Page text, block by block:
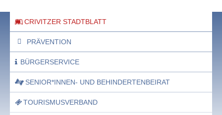
CRIVITZER STADTBLATT
PRÄVENTION
BÜRGERSERVICE
SENIOR*INNEN- UND BEHINDERTENBEIRAT
TOURISMUSVERBAND